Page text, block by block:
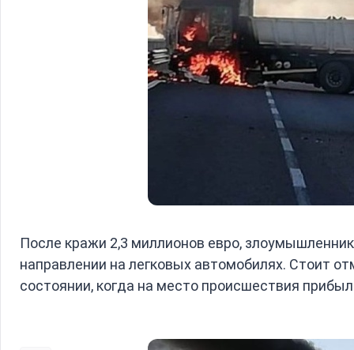
После кражи 2,3 миллионов евро,
направлении на легковых автомобилях. Стоит
состоянии, когда на место происшествия